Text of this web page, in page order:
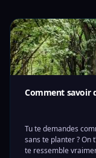
Comment savoir
Tu te demandes
sans te planter ? On
te ressemble